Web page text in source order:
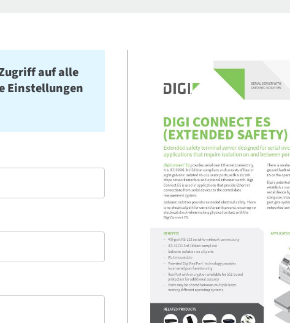
auf alle
Einstellungen